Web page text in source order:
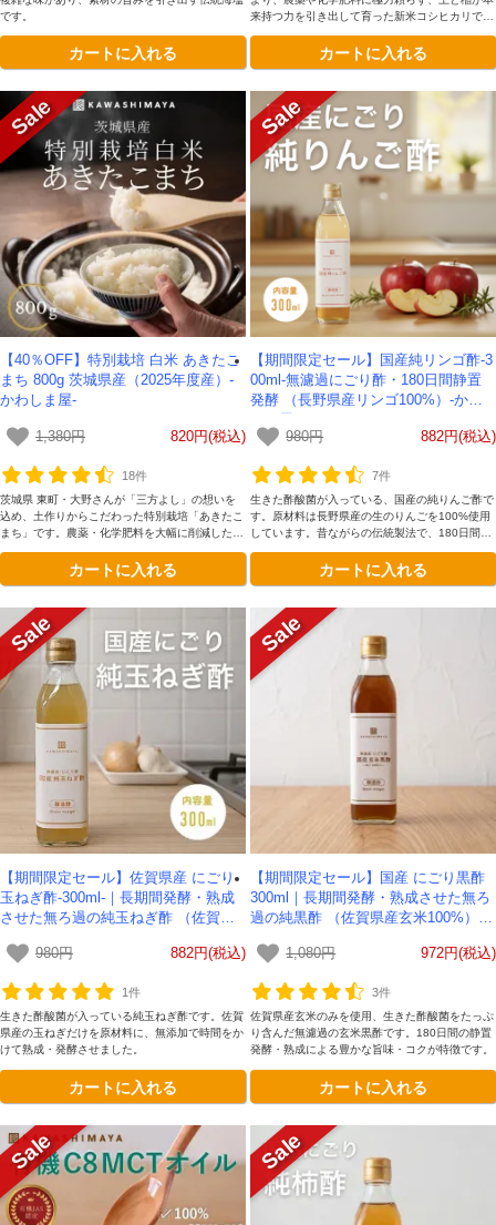
です。
カートに入れる
来持つ力を引き出して育った新米コシヒカリで
が「健康」になること』『作り手も「健康」であ
ること』の「三方よし」の想いで丁寧に栽培され
を兼ね備えた格別なお米です。
カートに入れる
【40％OFF】特別栽培 白米 あきたこ
まち 800g 茨城県産（2025年度産）-
かわしま屋-
1,380円 820円(税込)
18件
茨城県 東町・大野さんが「三方よし」の想いを
込め、土作りからこだわった特別栽培「あきたこ
まち」です。農薬・化学肥料を大幅に削減した自
っきり上品な甘みが特徴です。
カートに入れる
【期間限定セール】国産純リンゴ酢-3
00ml-無濾過にごり酢・180日間静置
発酵 （長野県産リンゴ100%）-かわ
980円
882円(税込)
7件
生きた酢酸菌が入っている、国産の純りんご酢で
す。原材料は長野県産の生のりんごを100%使用
しています。昔ながらの伝統製法で、180日間静
が生きており、飲みやすいのが特徴です
カートに入れる
【期間限定セール】佐賀県産 にごり
玉ねぎ酢-300ml-｜長期間発酵・熟成
させた無ろ過の純玉ねぎ酢 （佐賀県
980円
882円(税込)
1件
生きた酢酸菌が入っている純玉ねぎ酢です。佐賀
県産の玉ねぎだけを原材料に、無添加で時間をか
けて熟成・発酵させました。
カートに入れる
【期間限定セール】国産 にごり黒酢
300ml｜長期間発酵・熟成させた無ろ
過の純黒酢 （佐賀県産玄米100%）-
1,080円
972円(税込)
3件
佐賀県産玄米のみを使用、生きた酢酸菌をたっぷ
り含んだ無濾過の玄米黒酢です。180日間の静置
発酵・熟成による豊かな旨味・コクが特徴です。
カートに入れる